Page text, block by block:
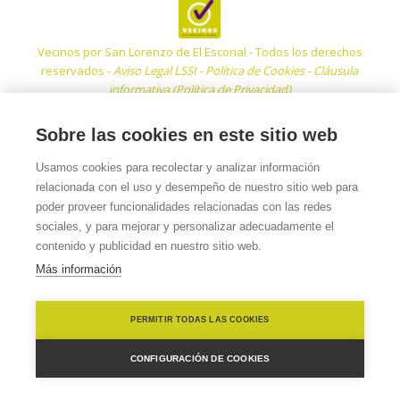
Vecinos por San Lorenzo de El Escorial - Todos los derechos
reservados -Aviso Legal LSSI-Política de Cookies-Cláusula
informativa (Política de Privacidad)
Sobre las cookies en este sitio web
Usamos cookies para recolectar y analizar información
relacionada con el uso y desempeño de nuestro sitio web para
poder proveer funcionalidades relacionadas con las redes
sociales, y para mejorar y personalizar adecuadamente el
contenido y publicidad en nuestro sitio web.
Más información
PERMITIR TODAS LAS COOKIES
CONFIGURACIÓN DE COOKIES